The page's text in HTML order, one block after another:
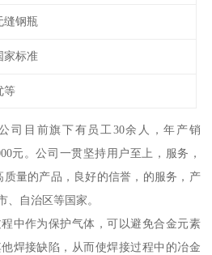
缝钢瓶
家标准
等
司目前旗下有员工30余人，年产销
元。公司一贯坚持用户至上，服务，
量的产品，良好的信誉，的服务，产
、自治区等国家。
中作为保护气体，可以避免合金元素
焊接缺陷，从而使焊接过程中的冶金